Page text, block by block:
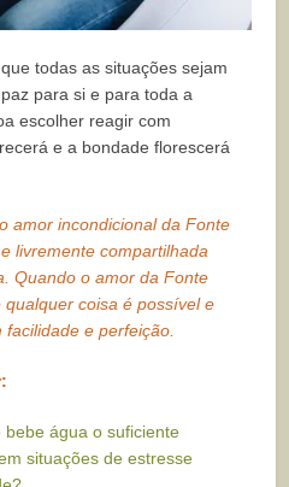
todas as situações sejam
para si e para toda a
escolher reagir com
e a bondade florescerá
amor incondicional da Fonte
livremente compartilhada
Quando o amor da Fonte
coisa é possível e
e perfeição.
água o suficiente
situações de estresse